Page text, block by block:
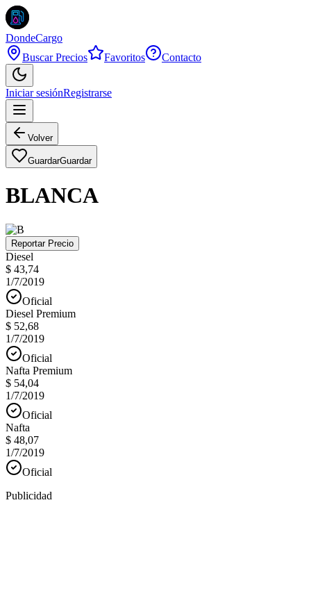
DondeCargo
Buscar Precios
Favoritos Contacto
Iniciar sesiónRegistrarse
Volver
GuardarGuardar
BLANCA
Reportar Precio
Diesel
$ 43,74
1/7/2019
Oficial
Diesel Premium
$ 52,68
1/7/2019
Oficial
Nafta Premium
$ 54,04
1/7/2019
Oficial
Nafta
$ 48,07
1/7/2019
Oficial
Publicidad